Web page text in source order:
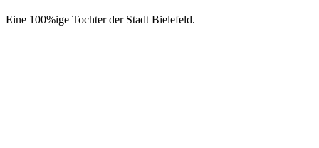
Eine 100%ige Tochter der Stadt Bielefeld.